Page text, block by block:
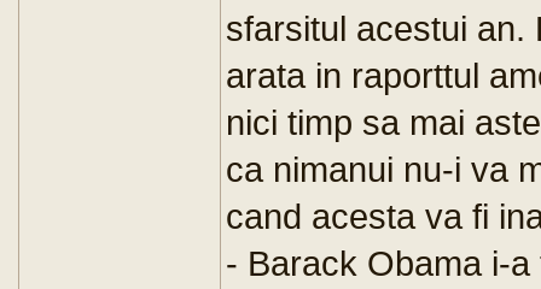
sfarsitul acestui an.
arata in raporttul
nici timp sa mai
ca nimanui nu-i va
cand acesta va fi
- Barack Obama i-